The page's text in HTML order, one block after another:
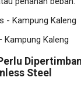
Kampung Kaleng
Steel